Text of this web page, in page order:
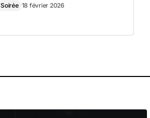
Soirée 18 février 2026